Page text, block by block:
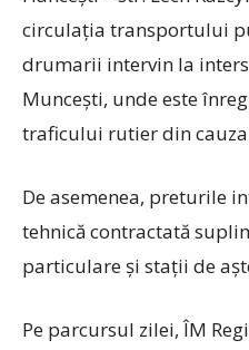
circulația transportului
drumarii intervin la
Muncești, unde este
traficului rutier din
De asemenea, preturile
tehnică contractată
particulare și stații de
Pe parcursul zilei, ÎM